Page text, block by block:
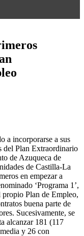
a incorporarse a sus
del Plan Extraordinario
de Azuqueca de
de Castilla-La
en empezar a
‘Programa 1’,
propio Plan de Empleo,
buena parte de
Sucesivamente, se
alcanzar 181 (117
y 26 con